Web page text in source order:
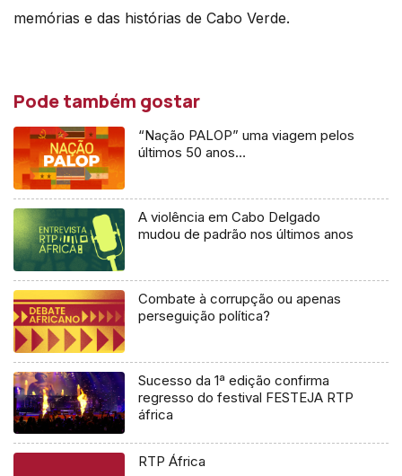
memórias e das histórias de Cabo Verde.
Pode também gostar
“Nação PALOP” uma viagem pelos
últimos 50 anos…
A violência em Cabo Delgado
mudou de padrão nos últimos anos
Combate à corrupção ou apenas
perseguição política?
Sucesso da 1ª edição confirma
regresso do festival FESTEJA RTP
áfrica
RTP África